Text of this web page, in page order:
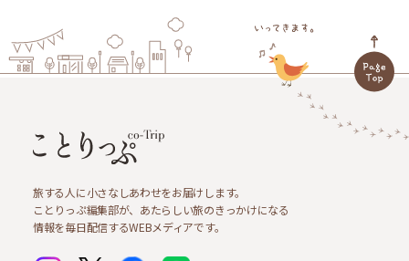
旅する人に小さなしあわせをお届けします。
ことりっぷ編集部が、あたらしい旅のきっかけになる
情報を毎日配信するWEBメディアです。